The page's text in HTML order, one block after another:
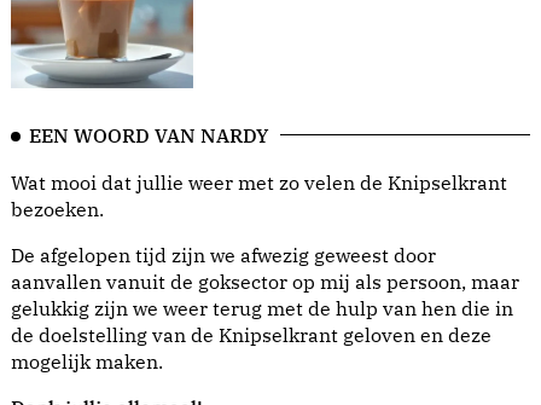
EEN WOORD VAN NARDY
Wat mooi dat jullie weer met zo velen de Knipselkrant
bezoeken.
De afgelopen tijd zijn we afwezig geweest door
aanvallen vanuit de goksector op mij als persoon, maar
gelukkig zijn we weer terug met de hulp van hen die in
de doelstelling van de Knipselkrant geloven en deze
mogelijk maken.